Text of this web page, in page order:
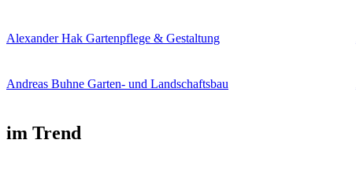
Alexander Hak Gartenpflege & Gestaltung
Andreas Buhne Garten- und Landschaftsbau
im Trend